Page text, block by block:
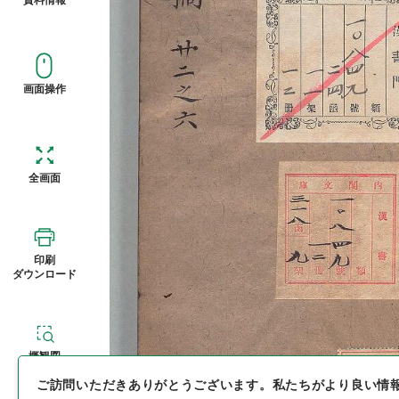
画面操作
全画面
印刷
ダウンロード
概観図
ご訪問いただきありがとうございます。 私たちがより良い情